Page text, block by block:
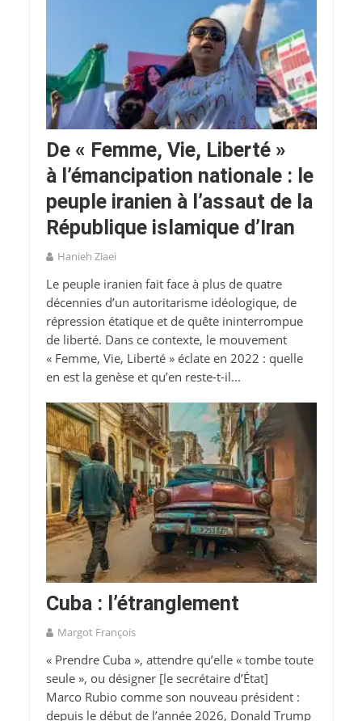
De « Femme, Vie, Liberté »
à l’émancipation nationale : le
peuple iranien à l’assaut de la
République islamique d’Iran
Hanieh Ziaei
Le peuple iranien fait face à plus de quatre
décennies d’un autoritarisme idéologique, de
répression étatique et de quête ininterrompue
de liberté. Dans ce contexte, le mouvement
« Femme, Vie, Liberté » éclate en 2022 : quelle
en est la genèse et qu’en reste-t-il...
Cuba : l’étranglement
Margot François
« Prendre Cuba », attendre qu’elle « tombe toute
seule », ou désigner [le secrétaire d’État]
Marco Rubio comme son nouveau président :
depuis le début de l’année 2026, Donald Trump